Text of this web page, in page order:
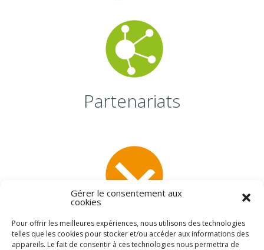
Gérer le consentement aux
cookies
Pour offrir les meilleures expériences, nous utilisons des technologies
telles que les cookies pour stocker et/ou accéder aux informations des
appareils. Le fait de consentir à ces technologies nous permettra de
Partenariats
Inscription